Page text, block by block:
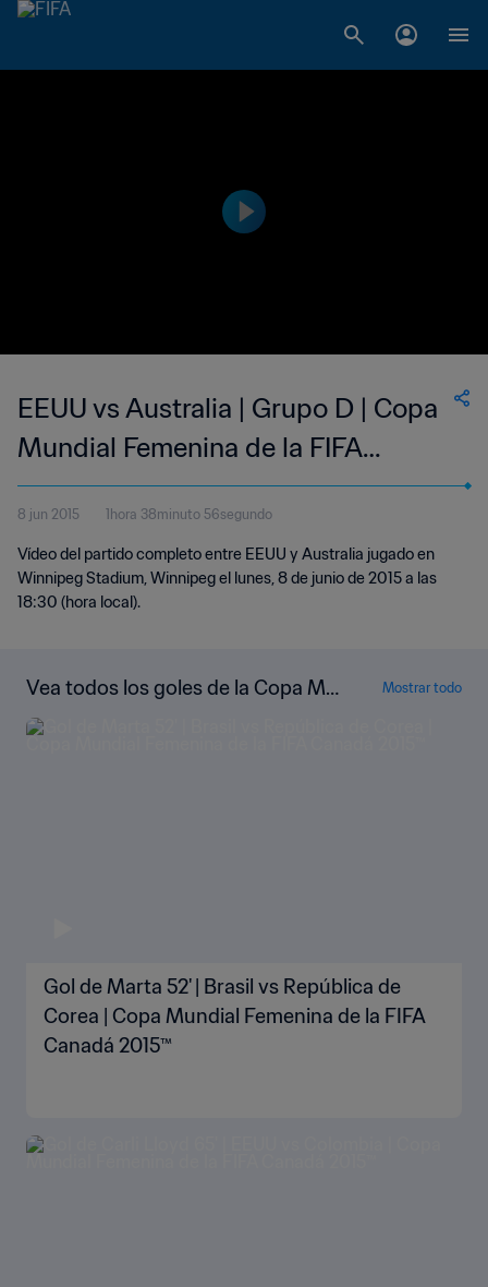
EEUU vs Australia | Grupo D | Copa
Mundial Femenina de la FIFA
Canadá 2015™ | Partido Completo
8 jun 2015 1hora 38minuto 56segundo
Vídeo del partido completo entre EEUU y Australia jugado en
Winnipeg Stadium, Winnipeg el lunes, 8 de junio de 2015 a las
18:30 (hora local).
Vea todos los goles de la Copa Mu
ndial Femenina de la FIFA Canadá 2
015™
Mostrar todo
Gol de Marta 52' | Brasil vs República de
Corea | Copa Mundial Femenina de la FIFA
Canadá 2015™